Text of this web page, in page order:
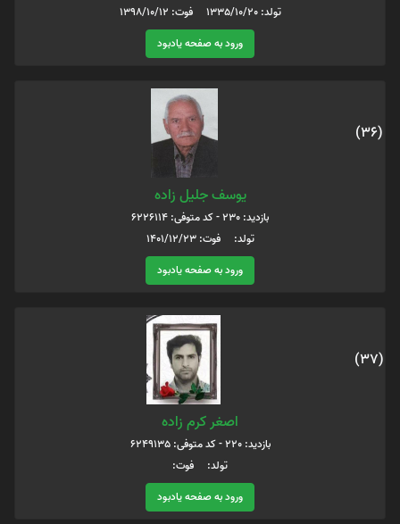
تولد: 1335/10/20 فوت: 1398/10/12
ورود به صفحه یادبود
(36)
یوسف جلیل زاده
بازدید: 230 - کد متوفی: 6226114
تولد: فوت: 1401/12/23
ورود به صفحه یادبود
(37)
اصغر کرم زاده
بازدید: 220 - کد متوفی: 6249135
تولد: فوت:
ورود به صفحه یادبود